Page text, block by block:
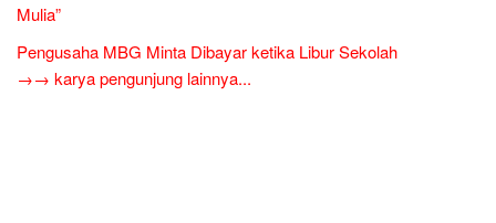
Mulia”
Pengusaha MBG Minta Dibayar ketika Libur Sekolah
→→ karya pengunjung lainnya...